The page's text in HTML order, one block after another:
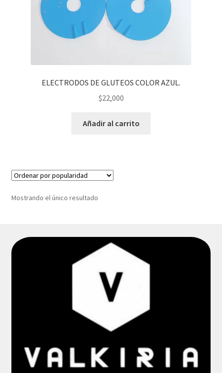
ELECTRODOS DE GLUTEOS COLOR AZUL.
$22,000
Añadir al carrito
Mostrando el único resultado